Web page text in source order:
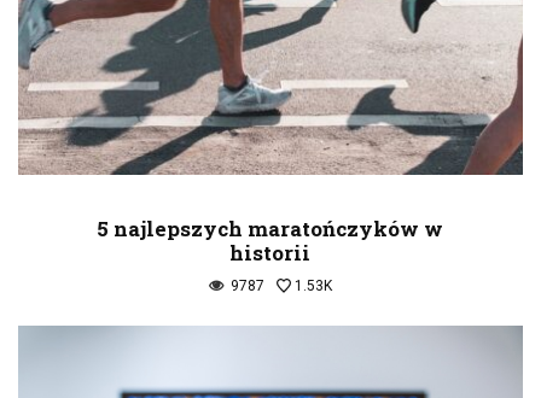
5 najlepszych maratończyków w
historii
9787 1.53K